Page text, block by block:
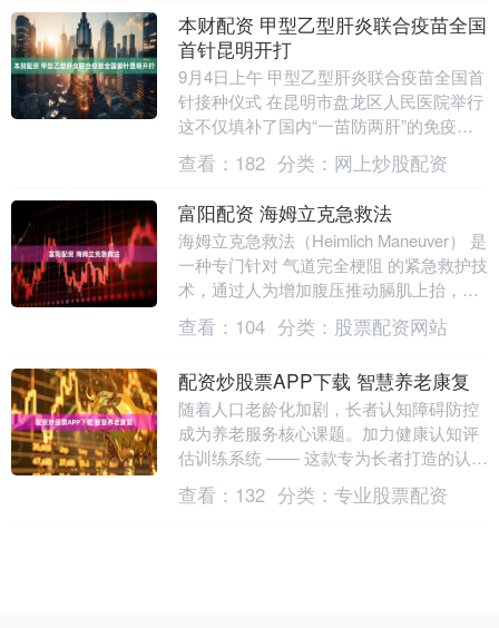
本财配资 甲型乙型肝炎联合疫苗全国
首针昆明开打
9月4日上午 甲型乙型肝炎联合疫苗全国首
针接种仪式 在昆明市盘龙区人民医院举行
这不仅填补了国内“一苗防两肝”的免疫空
白，更以“一针双防”的创新模式，为我国
推进....
查看： 182 分类： 网上炒股配资
富阳配资 海姆立克急救法
海姆立克急救法（Heimlich Maneuver） 是
一种专门针对 气道完全梗阻 的紧急救护技
术，通过人为增加腹压推动膈肌上抬，从
而迫使肺部残留气体排出形成气....
查看： 104 分类： 股票配资网站
配资炒股票APP下载 智慧养老康复
随着人口老龄化加剧，长者认知障碍防控
成为养老服务核心课题。加力健康认知评
估训练系统 —— 这款专为长者打造的认知
功能提升互动训练系统，集 “认知评估 +
认知训....
查看： 132 分类： 专业股票配资